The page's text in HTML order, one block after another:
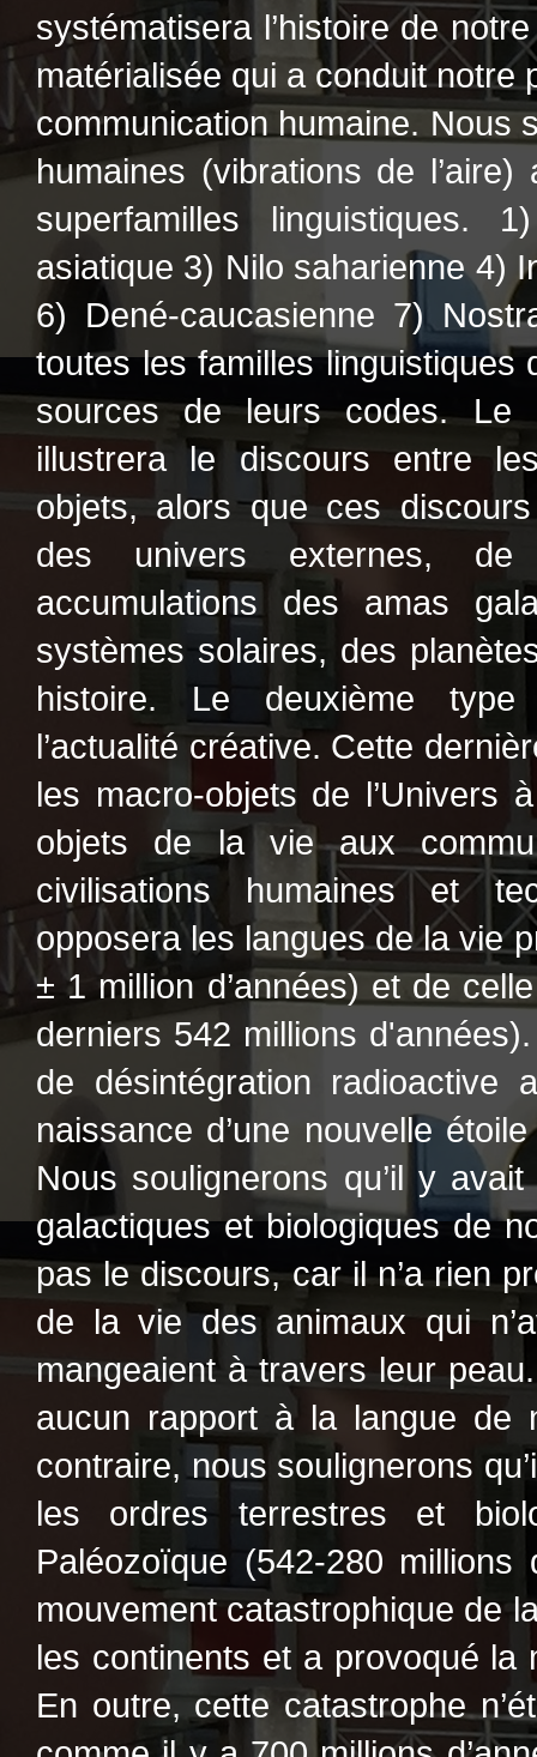
systématisera l’histoire de
matérialisée qui a conduit notre
communication humaine. Nous
humaines (vibrations de
superfamilles linguistiques.
asiatique 3) Nilo saharienne 4)
6) Dené-caucasienne 7)
toutes les familles linguistiques
sources de leurs codes. Le
illustrera le discours entre
objets, alors que ces
des univers externes,
accumulations des amas
systèmes solaires, des
histoire. Le deuxième type
l’actualité créative. Cette
les macro-objets de l’Univers
objets de la vie aux
civilisations humaines et
opposera les langues de la vie
± 1 million d’années) et de
derniers 542 millions
de désintégration
naissance d’une nouvelle
Nous soulignerons qu’il y
galactiques et biologiques de
pas le discours, car il n’a rien
de la vie des animaux qui
mangeaient à travers leur
aucun rapport à la langue de
contraire, nous soulignerons
les ordres terrestres et
Paléozoïque (542-280 millions
mouvement catastrophique de
les continents et a provoqué la
En outre, cette catastrophe